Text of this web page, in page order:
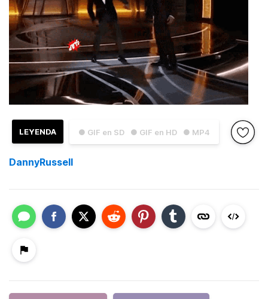
● GIF en SD ● GIF en HD ● MP4
LEYENDA
DannyRussell